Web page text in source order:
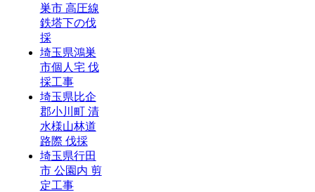
巣市 高圧線
鉄塔下の伐
採
埼玉県鴻巣
市個人宅 伐
採工事
埼玉県比企
郡小川町 清
水様山林道
路際 伐採
埼玉県行田
市 公園内 剪
定工事